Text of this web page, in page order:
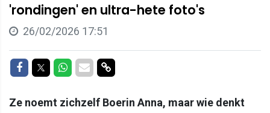
'rondingen' en ultra-hete foto's
26/02/2026 17:51
Delen op Facebook
Delen op Twitter
Delen op Whatsapp
Delen via Mail
Delen via link
Ze noemt zichzelf Boerin Anna, maar wie denkt